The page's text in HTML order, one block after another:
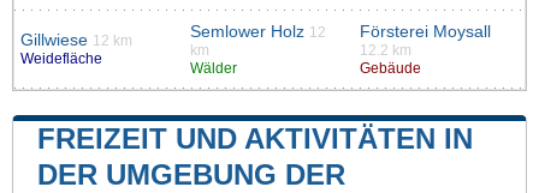
Gillwiese 12 km
Weidefläche
Semlower Holz 12
km
Wälder
Försterei Moysall
12.2 km
Gebäude
FREIZEIT UND AKTIVITÄTEN IN
DER UMGEBUNG DER